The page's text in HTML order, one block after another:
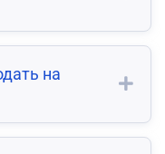
на